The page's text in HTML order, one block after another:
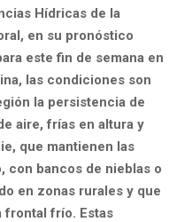
Hídricas de la
en su pronóstico
este fin de semana en
las condiciones son
la persistencia de
aire, frías en altura y
que mantienen las
con bancos de nieblas o
en zonas rurales y que
frontal frío. Estas